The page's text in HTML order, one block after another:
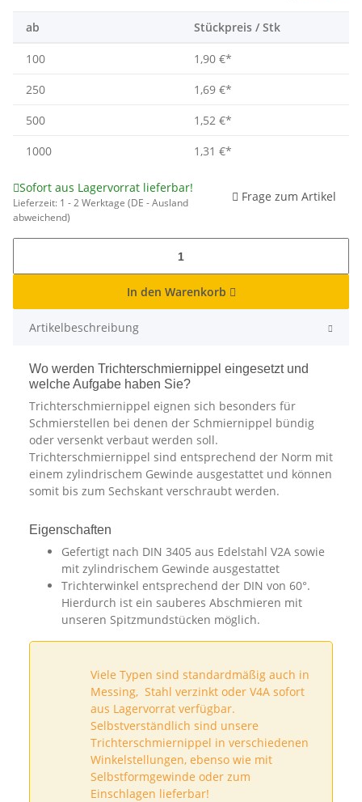
ab Stückpreis / Stk
100 1,90 €*
250
1,69 €*
500
1,52 €*
1000
1,31 €*
Sofort aus Lagervorrat lieferbar!
Lieferzeit: 1 - 2 Werktage (DE - Ausland
abweichend)
Frage zum Artikel
In den Warenkorb
Artikelbeschreibung
Wo werden Trichterschmiernippel eingesetzt und
welche Aufgabe haben Sie?
Trichterschmiernippel eignen sich besonders für
Schmierstellen bei denen der Schmiernippel bündig
oder versenkt verbaut werden soll.
Trichterschmiernippel sind entsprechend der Norm mit
einem zylindrischem Gewinde ausgestattet und können
somit bis zum Sechskant verschraubt werden.
Eigenschaften
Gefertigt nach DIN 3405 aus Edelstahl V2A sowie
mit zylindrischem Gewinde ausgestattet
Trichterwinkel entsprechend der DIN von 60°.
Hierdurch ist ein sauberes Abschmieren mit
unseren Spitzmundstücken möglich.
Viele Typen sind standardmäßig auch in
Messing, Stahl verzinkt oder V4A sofort
aus Lagervorrat verfügbar.
Selbstverständlich sind unsere
Trichterschmiernippel in verschiedenen
Winkelstellungen, ebenso wie mit
Selbstformgewinde oder zum
Einschlagen lieferbar!